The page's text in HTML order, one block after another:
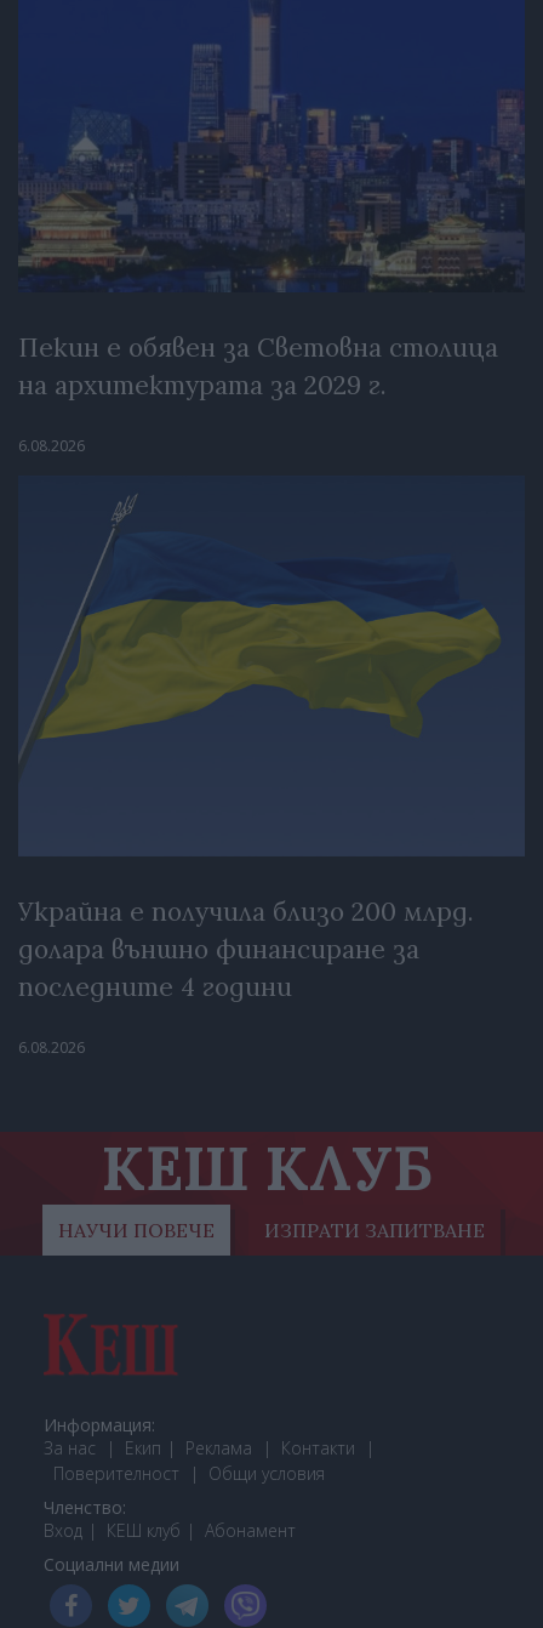
Пекин е обявен за Световна столица
на архитектурата за 2029 г.
6.08.2026
Украйна е получила близо 200 млрд.
долара външно финансиране за
последните 4 години
6.08.2026
КЕШ КЛУБ
НАУЧИ ПОВЕЧЕ ИЗПРАТИ ЗАПИТВАНЕ
Информация:
За нас
Екип Реклама
Контакти
Поверителност
Общи условия
Членство:
Вход
КЕШ клуб Абонамент
Социални медии